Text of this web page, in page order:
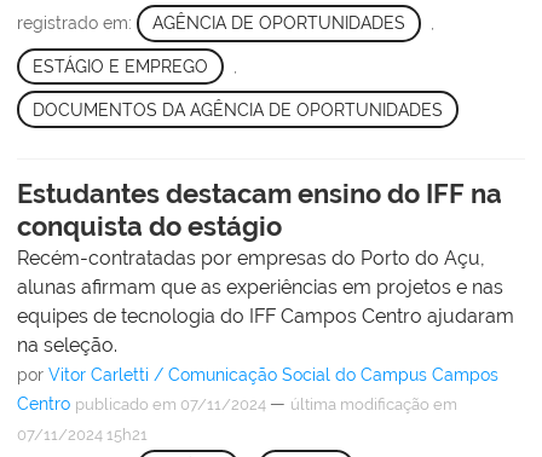
registrado em: AGÊNCIA DE OPORTUNIDADES ,
ESTÁGIO E EMPREGO
DOCUMENTOS DA AGÊNCIA DE OPORTUNIDADES
Estudantes destacam ensino do IFF na
conquista do estágio
Recém-contratadas por empresas do Porto do Açu,
alunas afirmam que as experiências em projetos e nas
equipes de tecnologia do IFF Campos Centro ajudaram
na seleção.
por Vitor Carletti / Comunicação Social do Campus Campos
Centro publicado em 07/11/2024 — última modificação em
07/11/2024 15h21